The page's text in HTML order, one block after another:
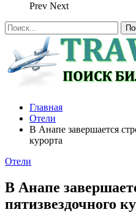
Prev Next
Главная
Отели
В Анапе завершается
курорта
Отели
В Анапе
пятизвездочного